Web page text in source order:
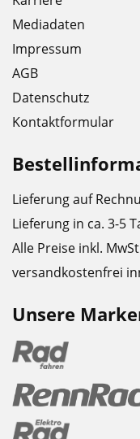
Mediadaten
Impressum
AGB
Datenschutz
Kontaktformular
Lieferung auf
Lieferung in ca. 3-5
Alle Preise inkl.
versandkostenfrei
Unsere